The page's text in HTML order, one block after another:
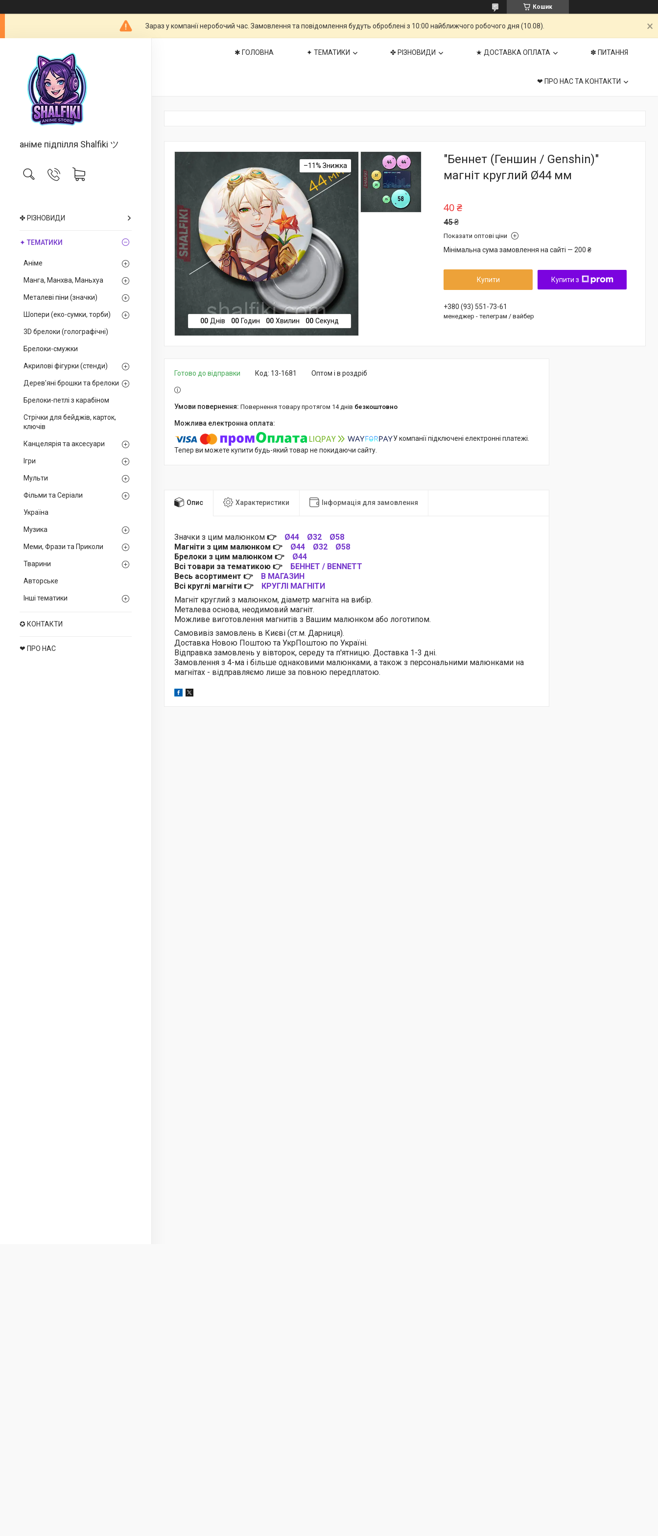
Кошик
Зараз у компанії неробочий час. Замовлення та повідомлення будуть оброблені з 10:00 найближчого робочого дня (10.08).
аніме підпілля Shalfiki ツ
✤ РІЗНОВИДИ
✦ ТЕМАТИКИ
Аніме
Манга, Манхва, Маньхуа
Металеві піни (значки)
Шопери (еко-сумки, торби)
3D брелоки (голографічні)
Брелоки-смужки
Акрилові фігурки (стенди)
Дерев'яні брошки та брелоки
Брелоки-петлі з карабіном
Стрічки для бейджів, карток,
ключів
Канцелярія та аксесуари
Ігри
Мульти
Фільми та Серіали
Україна
Музика
Меми, Фрази та Приколи
Тварини
Авторське
Інші тематики
✪ КОНТАКТИ
❤ ПРО НАС
✱ ГОЛОВНА ✦ ТЕМАТИКИ ✤ РІЗНОВИДИ ★ ДОСТАВКА ОПЛАТА ✽ ПИТАННЯ
❤ ПРО НАС ТА КОНТАКТИ
–11%
00 Днів 00 Годин 00 Хвилин 00 Секунд
"Беннет (Геншин / Genshin)"
магніт круглий Ø44 мм
45 ₴
40 ₴
Показати оптові ціни
Мінімальна сума замовлення на сайті — 200 ₴
Купити Купити з
+380 (93) 551-73-61
менеджер - телеграм / вайбер
Готово до відправки Оптом і в роздріб
Код: 13-1681
повернення товару протягом 14 днів безкоштовно
У компанії підключені електронні платежі.
Тепер ви можете купити будь-який товар не покидаючи сайту.
Опис Характеристики Інформація для замовлення
Значки з цим малюнком 👉 Ø44 Ø32
Ø58
Магніти з цим малюнком 👉 Ø44 Ø32
Ø58
Брелоки з цим малюнком 👉 Ø44
Всі товари за тематикою 👉
БЕННЕТ / BENNETT
Весь асортимент 👉
В МАГАЗИН
Всі круглі магніти 👉
КРУГЛІ МАГНІТИ
Магніт круглий з малюнком, діаметр магніта на вибір.
Металева основа, неодимовий магніт.
Можливе виготовлення магнитів з Вашим малюнком або логотипом.
Самовивіз замовлень в Києві (ст.м. Дарниця).
Доставка Новою Поштою та УкрПоштою по Україні.
Відправка замовлень у вівторок, середу та п'ятницю. Доставка 1-3 дні.
Замовлення з 4-ма і більше однаковими малюнками, а також з персональними малюнками на
магнітах - відправляємо лише за повною передплатою.